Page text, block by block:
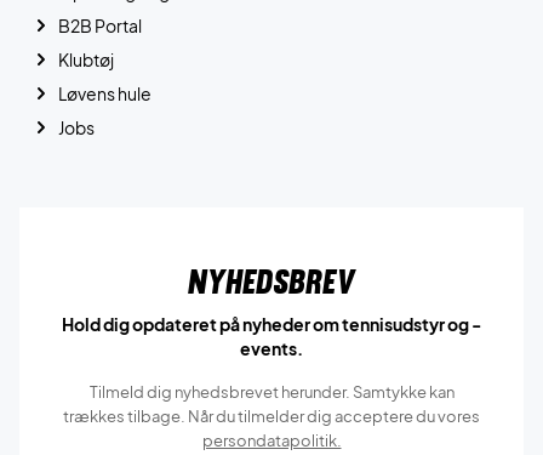
B2B Portal
Klubtøj
Løvens hule
Jobs
Nyhedsbrev
Hold dig opdateret på nyheder om tennisudstyr og -
events.
Tilmeld dig nyhedsbrevet herunder. Samtykke kan
trækkes tilbage. Når du tilmelder dig acceptere du vores
persondatapolitik.